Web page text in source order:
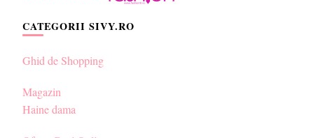
CATEGORII SIVY.RO
Ghid de Shopping
Magazin
Haine dama